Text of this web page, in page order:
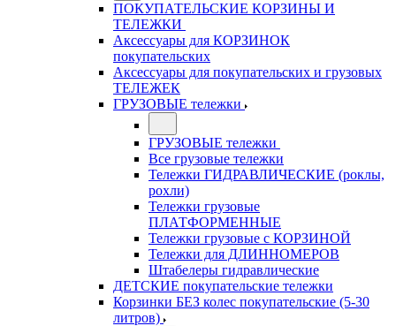
ПОКУПАТЕЛЬСКИЕ КОРЗИНЫ И
ТЕЛЕЖКИ
Аксессуары для КОРЗИНОК
покупательских
Аксессуары для покупательских и грузовых
ТЕЛЕЖЕК
ГРУЗОВЫЕ тележки
ГРУЗОВЫЕ тележки
Все грузовые тележки
Тележки ГИДРАВЛИЧЕСКИЕ (роклы,
рохли)
Тележки грузовые
ПЛАТФОРМЕННЫЕ
Тележки грузовые с КОРЗИНОЙ
Тележки для ДЛИННОМЕРОВ
Штабелеры гидравлические
ДЕТСКИЕ покупательские тележки
Корзинки БЕЗ колес покупательские (5-30
литров)